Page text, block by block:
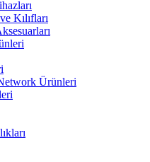
Kılıfları
Ürünleri